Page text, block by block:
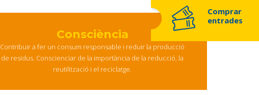
Comprar
entrades
Consciència
Contribuir a fer un consum responsable i reduir la producció
de residus. Conscienciar de la importància de la reducció, la
reutilització i el reciclatge.